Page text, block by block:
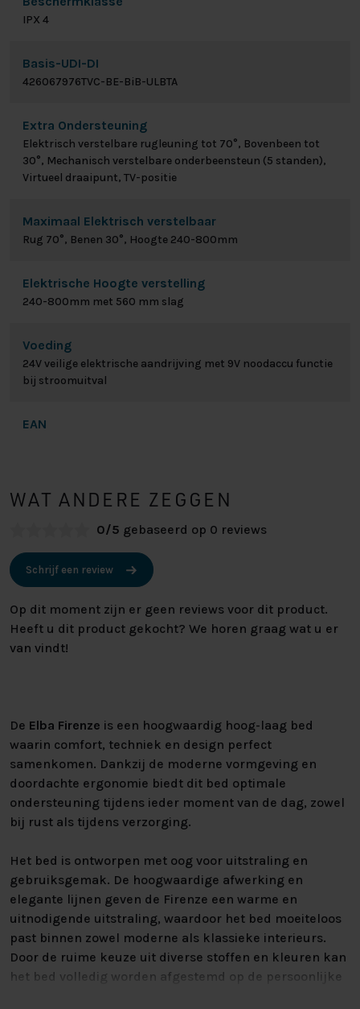
IPX 4
Basis-UDI-DI
426067976TVC-BE-BiB-ULBTA
Extra Ondersteuning
Elektrisch verstelbare rugleuning tot 70°, Bovenbeen tot
30°, Mechanisch verstelbare onderbeensteun (5 standen),
Virtueel draaipunt, TV-positie
Maximaal Elektrisch verstelbaar
Rug 70°, Benen 30°, Hoogte 240-800mm
Elektrische Hoogte verstelling
240-800mm met 560 mm slag
Voeding
24V veilige elektrische aandrijving met 9V noodaccu functie
bij stroomuitval
EAN
WAT ANDERE ZEGGEN
0/5 gebaseerd op 0 reviews
Schrijf een review
Op dit moment zijn er geen reviews voor dit product.
Heeft u dit product gekocht? We horen graag wat u er
van vindt!
De Elba Firenze is een hoogwaardig hoog-laag bed
waarin comfort, techniek en design perfect
samenkomen. Dankzij de moderne vormgeving en
doordachte ergonomie biedt dit bed optimale
ondersteuning tijdens ieder moment van de dag, zowel
bij rust als tijdens verzorging.
Het bed is ontworpen met oog voor uitstraling en
gebruiksgemak. De hoogwaardige afwerking en
elegante lijnen geven de Firenze een warme en
uitnodigende uitstraling, waardoor het bed moeiteloos
past binnen zowel moderne als klassieke interieurs.
Door de ruime keuze uit diverse stoffen en kleuren kan
het bed volledig worden afgestemd op de persoonlijke